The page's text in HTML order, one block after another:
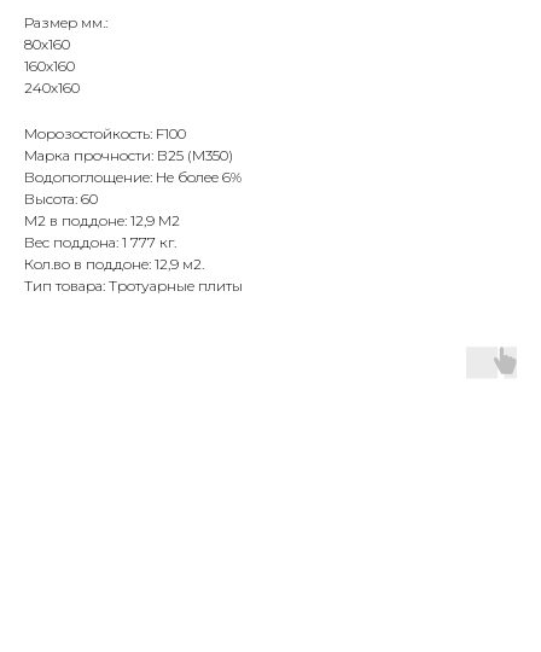
Размер мм.:
80х160
160х160
240х160
Морозостойкость: F100
Марка прочности: В25 (М350)
Водопоглощение: Не более 6%
Высота: 60
М2 в поддоне: 12,9 М2
Вес поддона: 1 777 кг.
Кол.во в поддоне: 12,9 м2.
Тип товара: Тротуарные плиты